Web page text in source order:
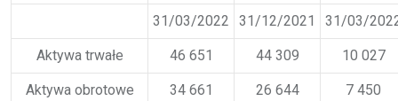
31/03/2022 31/12/2021 31/03/
Aktywa trwałe 46 651 44 309 10 027
Aktywa obrotowe 34 661 26 644 7 450